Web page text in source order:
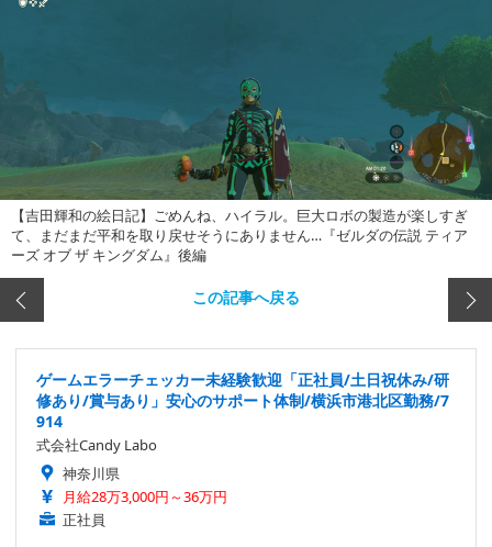
【吉田輝和の絵日記】ごめんね、ハイラル。巨大ロボの製造が楽しすぎ
て、まだまだ平和を取り戻せそうにありません…『ゼルダの伝説 ティア
ーズ オブ ザ キングダム』後編
この記事へ戻る
ゲームエラーチェッカー未経験歓迎「正社員/土日祝休み/研
修あり/賞与あり」安心のサポート体制/横浜市港北区勤務/7
914
式会社Candy Labo
神奈川県
月給28万3,000円～36万円
正社員